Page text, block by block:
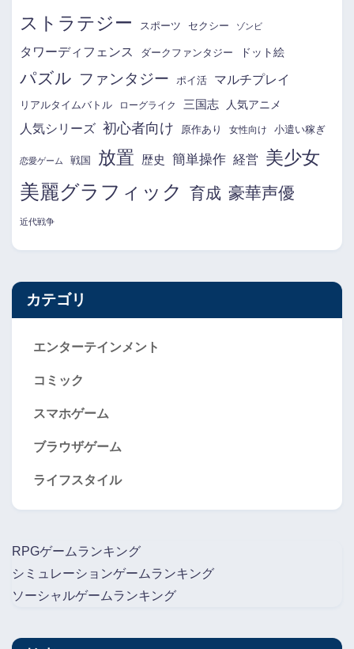
ストラテジー スポーツ セクシー ゾンビ
タワーディフェンス ダークファンタジー ドット絵
パズル ファンタジー ポイ活 マルチプレイ
リアルタイムバトル ローグライク 三国志 人気アニメ
人気シリーズ 初心者向け 原作あり 女性向け 小遣い稼ぎ
恋愛ゲーム 戦国 放置 歴史 簡単操作 経営 美少女
美麗グラフィック 育成 豪華声優
近代戦争
カテゴリ
エンターテインメント
コミック
スマホゲーム
ブラウザゲーム
ライフスタイル
RPGゲームランキング
シミュレーションゲームランキング
ソーシャルゲームランキング